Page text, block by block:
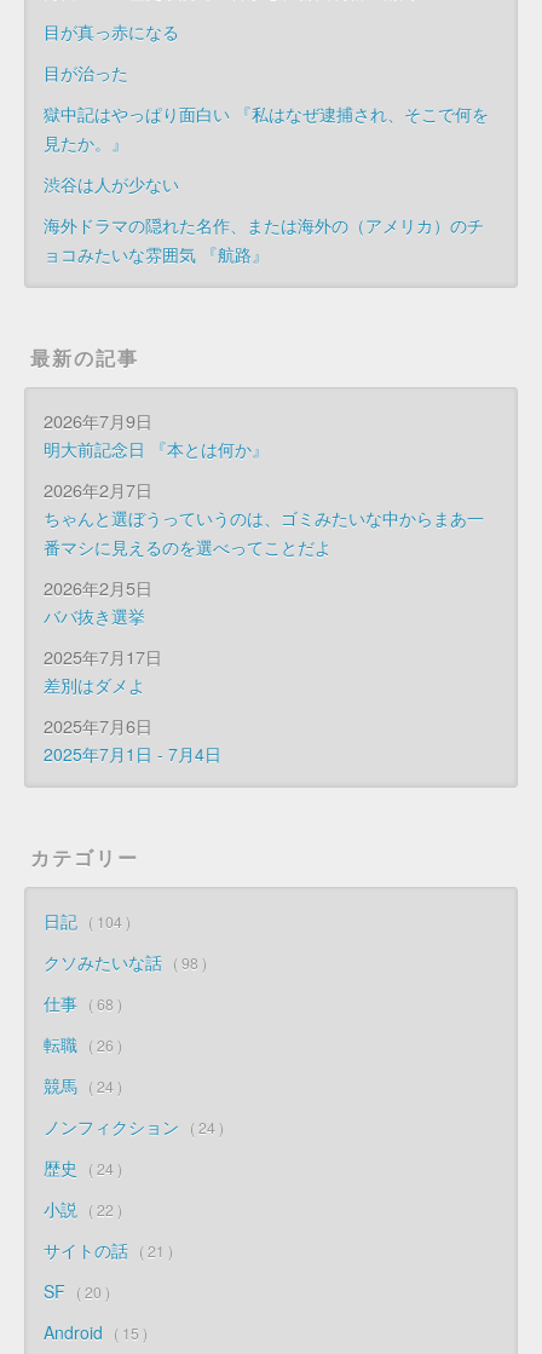
目が真っ赤になる
目が治った
獄中記はやっぱり面白い 『私はなぜ逮捕され、そこで何を
見たか。』
渋谷は人が少ない
海外ドラマの隠れた名作、または海外の（アメリカ）のチ
ョコみたいな雰囲気 『航路』
最新の記事
2026年7月9日
明大前記念日 『本とは何か』
2026年2月7日
ちゃんと選ぼうっていうのは、ゴミみたいな中からまあ一
番マシに見えるのを選べってことだよ
2026年2月5日
ババ抜き選挙
2025年7月17日
差別はダメよ
2025年7月6日
2025年7月1日 - 7月4日
カテゴリー
日記 104
クソみたいな話 98
仕事 68
転職 26
競馬 24
ノンフィクション 24
歴史 24
小説 22
サイトの話 21
SF 20
Android 15